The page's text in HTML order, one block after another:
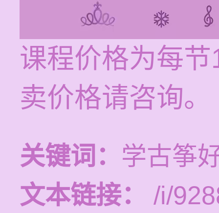
课程价格为每
卖价格请咨询。
关键词： 学古筝
文本链接：
/i/